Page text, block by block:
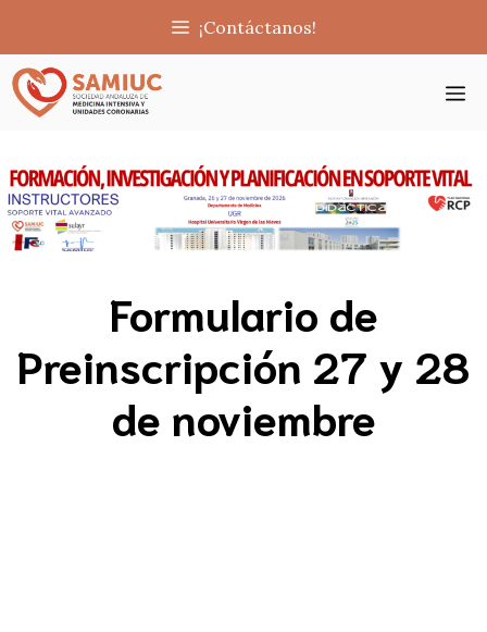
al
contenido
¡Contáctanos!
Formulario de
Preinscripción 27 y 28
de noviembre